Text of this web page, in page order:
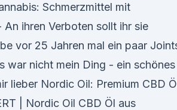
Schmerzmittel mit
ihren Verboten sollt ihr sie
vor 25 Jahren mal ein paar
war nicht mein Ding - ein schönes
lieber Nordic Oil: Premium CBD Öl
| Nordic Oil CBD Öl aus